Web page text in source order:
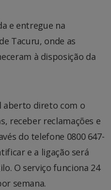
e entregue na
Tacuru, onde as
à disposição da
aberto direto com o
receber reclamações e
do telefone 0800 647-
e a ligação será
O serviço funciona 24
semana.